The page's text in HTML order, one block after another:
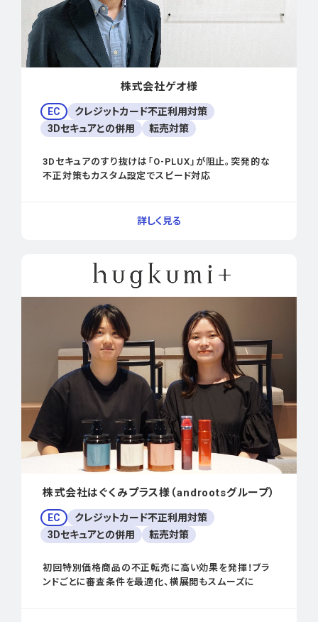
株式会社ゲオ様
EC
クレジットカード不正利用対策
3Dセキュアとの併用
転売対策
3Dセキュアのすり抜けは「O-PLUX」が阻止。突発的な
不正対策もカスタム設定でスピード対応
株式会社はぐくみプラス様（androotsグループ）
EC
クレジットカード不正利用対策
3Dセキュアとの併用
転売対策
初回特別価格商品の不正転売に高い効果を発揮！ブラ
ンドごとに審査条件を最適化、横展開もスムーズに